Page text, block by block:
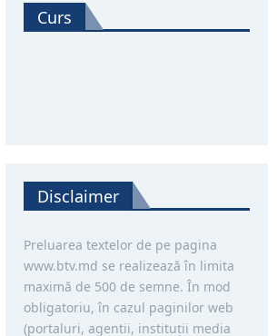
Curs
Disclaimer
Preluarea textelor de pe pagina
www.btv.md se realizează în limita
maximă de 500 de semne. În mod
obligatoriu, în cazul paginilor web
(portaluri, agentii, instituţii media